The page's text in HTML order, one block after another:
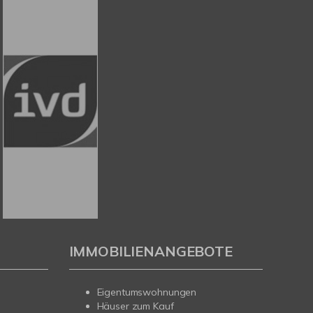
IMMOBILIENANGEBOTE
Eigentumswohnungen
Häuser zum Kauf